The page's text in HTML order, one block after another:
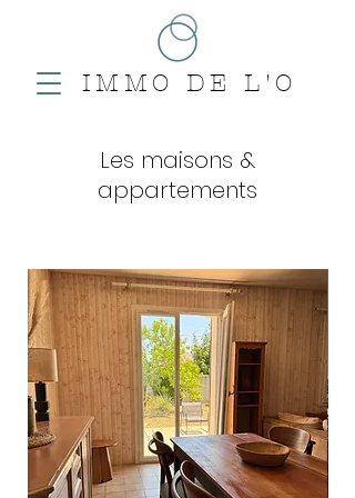
IMMO DE L'O
Les maisons &
appartements